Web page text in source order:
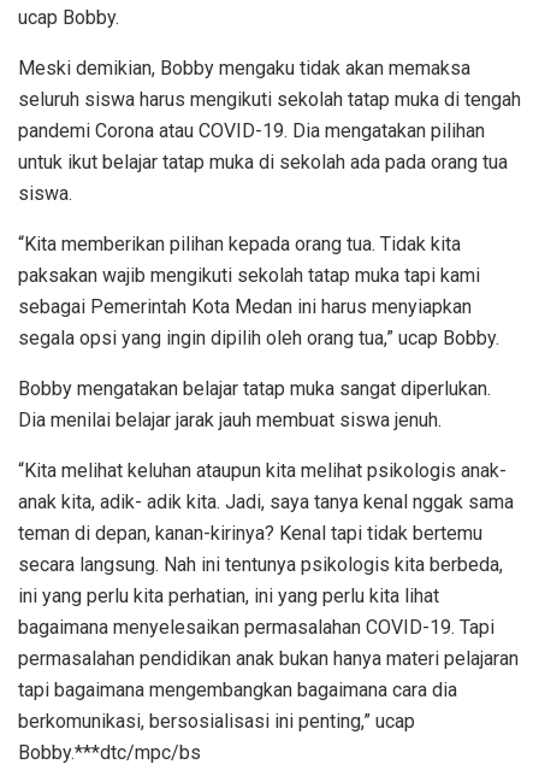
ucap Bobby.
Meski demikian, Bobby mengaku tidak akan memaksa
seluruh siswa harus mengikuti sekolah tatap muka di tengah
pandemi Corona atau COVID-19. Dia mengatakan pilihan
untuk ikut belajar tatap muka di sekolah ada pada orang tua
siswa.
“Kita memberikan pilihan kepada orang tua. Tidak kita
paksakan wajib mengikuti sekolah tatap muka tapi kami
sebagai Pemerintah Kota Medan ini harus menyiapkan
segala opsi yang ingin dipilih oleh orang tua,” ucap Bobby.
Bobby mengatakan belajar tatap muka sangat diperlukan.
Dia menilai belajar jarak jauh membuat siswa jenuh.
“Kita melihat keluhan ataupun kita melihat psikologis anak-
anak kita, adik- adik kita. Jadi, saya tanya kenal nggak sama
teman di depan, kanan-kirinya? Kenal tapi tidak bertemu
secara langsung. Nah ini tentunya psikologis kita berbeda,
ini yang perlu kita perhatian, ini yang perlu kita lihat
bagaimana menyelesaikan permasalahan COVID-19. Tapi
permasalahan pendidikan anak bukan hanya materi pelajaran
tapi bagaimana mengembangkan bagaimana cara dia
berkomunikasi, bersosialisasi ini penting,” ucap
Bobby.***dtc/mpc/bs